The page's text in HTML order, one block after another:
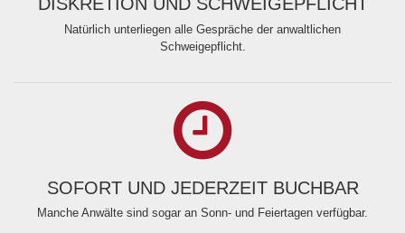
Natürlich unterliegen alle Gespräche der anwaltlichen
Schweigepflicht.
SOFORT UND JEDERZEIT BUCHBAR
Manche Anwälte sind sogar an Sonn- und Feiertagen verfügbar.